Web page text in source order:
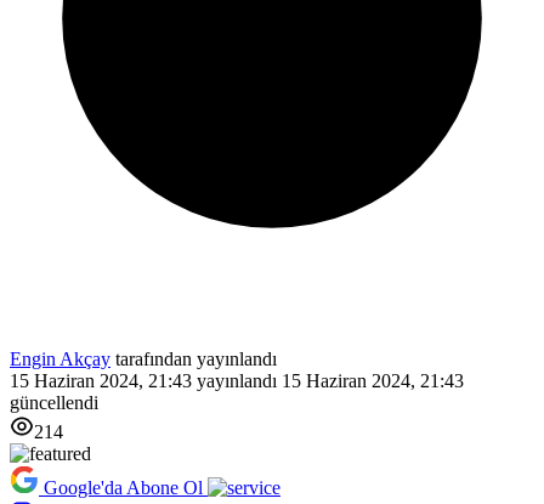
Engin Akçay tarafından yayınlandı
15 Haziran 2024, 21:43 yayınlandı 15 Haziran 2024, 21:43
güncellendi
214
Google'da Abone Ol